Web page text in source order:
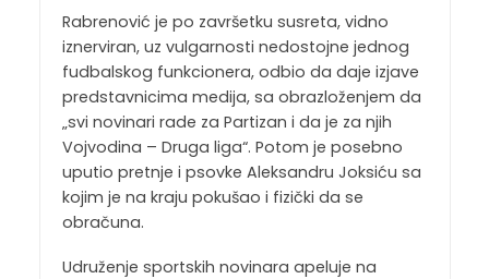
Rabrenović je po završetku susreta, vidno
iznerviran, uz vulgarnosti nedostojne jednog
fudbalskog funkcionera, odbio da daje izjave
predstavnicima medija, sa obrazloženjem da
„svi novinari rade za Partizan i da je za njih
Vojvodina – Druga liga“. Potom je posebno
uputio pretnje i psovke Aleksandru Joksiću sa
kojim je na kraju pokušao i fizički da se
obračuna.
Udruženje sportskih novinara apeluje na